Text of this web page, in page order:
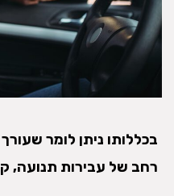
בכללותו ניתן לומר
רחב של עבירות תנועה,